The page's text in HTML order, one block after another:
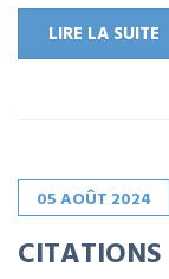
LIRE LA SUITE
05AOÛT 2024